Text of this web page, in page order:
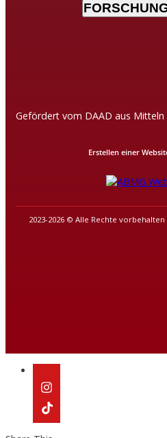
Gefördert vom DAAD aus
2023-2026 © Alle Rechte
Erstellen einer